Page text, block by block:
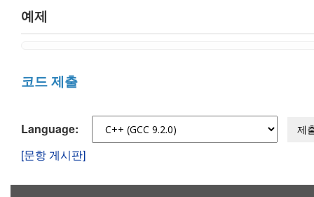
예제
코드 제출
Language: 제
[문항 게시판]